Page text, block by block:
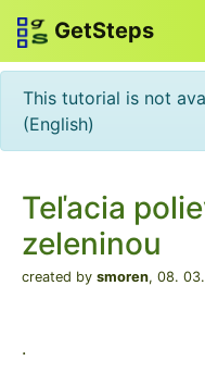
GetSteps
This tutorial is not
(English)
Teľacia
zeleninou
created by smoren, 08.
.